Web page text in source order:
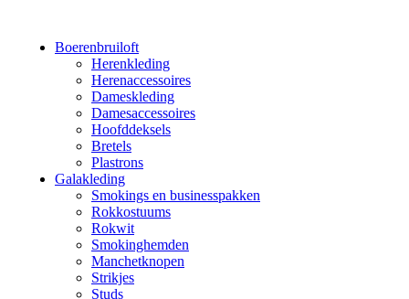
Boerenbruiloft
Herenkleding
Herenaccessoires
Dameskleding
Damesaccessoires
Hoofddeksels
Bretels
Plastrons
Galakleding
Smokings en businesspakken
Rokkostuums
Rokwit
Smokinghemden
Manchetknopen
Strikjes
Studs